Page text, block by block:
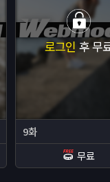
로그인 후 무
9화
무료